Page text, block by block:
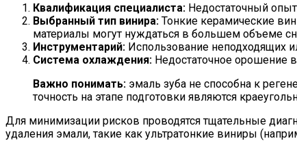
Квалификация специалиста: Недостаточный
Выбранный тип винира: Тонкие керамические
материалы могут нуждаться в большем объеме
Инструментарий: Использование неподходящих
Система охлаждения: Недостаточное орошение
Важно понимать: эмаль зуба не способна к
точность на этапе подготовки являются
Для минимизации рисков проводятся тщательные
удаления эмали, такие как ультратонкие виниры